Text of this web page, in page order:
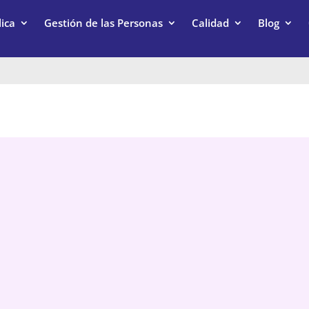
Gestión de las Personas Calidad Blog